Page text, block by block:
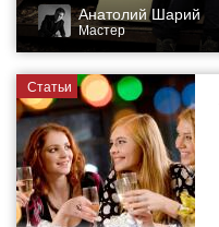
Анатолий Шарий
Мастер
Статьи